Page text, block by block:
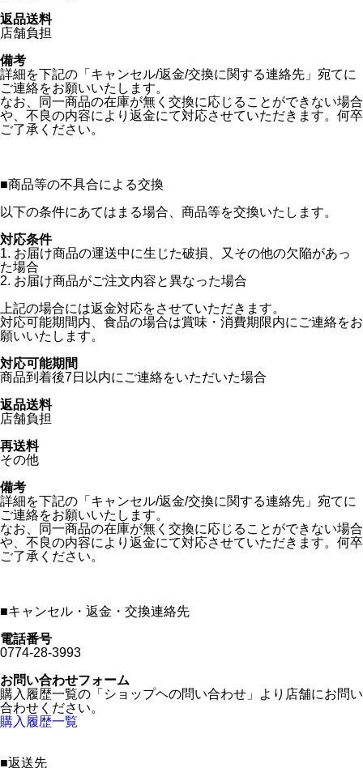
返品送料
店舗負担
備考
詳細を下記の「キャンセル/返金/交換に関する連絡先」宛てに
ご連絡をお願いいたします。
なお、同一商品の在庫が無く交換に応じることができない場合
や、不良の内容により返金にて対応させていただきます。何卒
ご了承ください。
■商品等の不具合による交換
以下の条件にあてはまる場合、商品等を交換いたします。
対応条件
1. お届け商品の運送中に生じた破損、又その他の欠陥があっ
た場合
2. お届け商品がご注文内容と異なった場合
上記の場合には返金対応をさせていただきます。
対応可能期間内、食品の場合は賞味・消費期限内にご連絡をお
願いいたします。
対応可能期間
商品到着後7日以内にご連絡をいただいた場合
返品送料
店舗負担
再送料
その他
備考
詳細を下記の「キャンセル/返金/交換に関する連絡先」宛てに
ご連絡をお願いいたします。
なお、同一商品の在庫が無く交換に応じることができない場合
や、不良の内容により返金にて対応させていただきます。何卒
ご了承ください。
■キャンセル・返金・交換連絡先
電話番号
0774-28-3993
お問い合わせフォーム
購入履歴一覧の「ショップヘの問い合わせ」より店舗にお問い
合わせください。
購入履歴一覧
■返送先